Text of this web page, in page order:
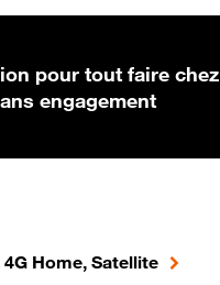
pour tout faire chez
engagement
Home, Satellite